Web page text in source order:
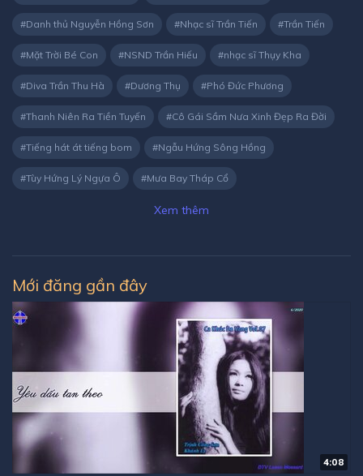
Danh thủ Nguyễn Hồng Sơn Nhạc sĩ Trần Tiến Trần Tiến
Mặt Trời Bé Con NSND Trần Hiếu nhạc sĩ Thụy Kha
Diva Trần Thu Hà Dương Thụ Phó Đức Phương
Thanh Niên Ra Tiền Tuyến Cô Gái Sầm Nưa Xinh Đẹp Ra Đời
Tiếng hát át tiếng bom Ngẫu Hứng Sông Hồng
Tùy Hứng Lý Ngựa Ô Mưa Bay Tháp Cổ
Xem thêm
Mới đăng gần đây
4:08